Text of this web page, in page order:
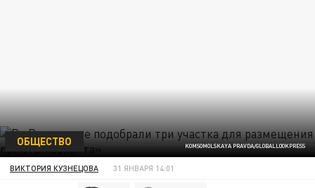
KOMSOMOLSKAYA PRAVDA/GLOBALLOOKPRESS
ОБЩЕСТВО
ВИКТОРИЯ КУЗНЕЦОВА 31 ЯНВАРЯ 14:01